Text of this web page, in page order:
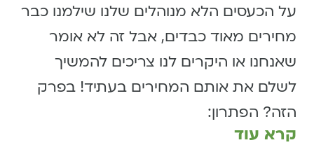
על הכעסים הלא מנוהלים שלנו שילמנו כבר
מחירים מאוד כבדים, אבל זה לא אומר
שאנחנו או היקרים לנו צריכים להמשיך
לשלם את אותם המחירים בעתיד! בפרק
הזה? הפתרון:
קרא עוד